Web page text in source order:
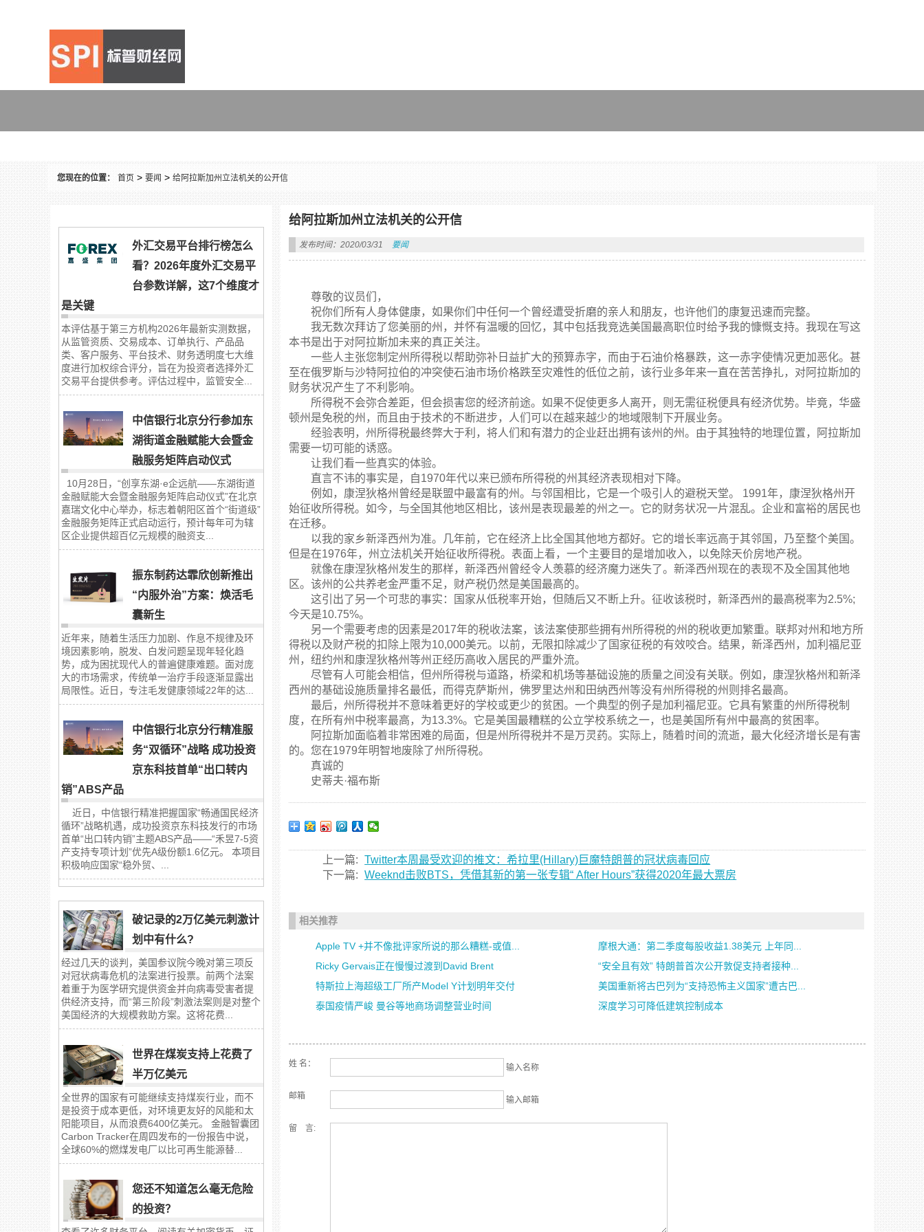
您现在的位置： 首页> 要闻 > 给阿拉斯加州立法机关的公开信
外汇交易平台排行榜怎么
看？2026年度外汇交易平
台参数详解，这7个维度才
是关键
本评估基于第三方机构2026年最新实测数据，
从监管资质、交易成本、订单执行、产品品
类、客户服务、平台技术、财务透明度七大维
度进行加权综合评分，旨在为投资者选择外汇
交易平台提供参考。评估过程中，监管安全...
中信银行北京分行参加东
湖街道金融赋能大会暨金
融服务矩阵启动仪式
10月28日，“创享东湖·e企远航——东湖街道
金融赋能大会暨金融服务矩阵启动仪式”在北京
嘉瑞文化中心举办，标志着朝阳区首个“街道级”
金融服务矩阵正式启动运行，预计每年可为辖
区企业提供超百亿元规模的融资支...
振东制药达霏欣创新推出
“内服外治”方案：焕活毛
囊新生
近年来，随着生活压力加剧、作息不规律及环
境因素影响，脱发、白发问题呈现年轻化趋
势，成为困扰现代人的普遍健康难题。面对庞
大的市场需求，传统单一治疗手段逐渐显露出
局限性。近日，专注毛发健康领域22年的达...
中信银行北京分行精准服
务“双循环”战略 成功投资
京东科技首单“出口转内
销”ABS产品
近日，中信银行精准把握国家“畅通国民经济
循环”战略机遇，成功投资京东科技发行的市场
首单“出口转内销”主题ABS产品——“禾昱7-5资
产支持专项计划”优先A级份额1.6亿元。 本项目
积极响应国家“稳外贸、...
破记录的2万亿美元刺激计
划中有什么?
经过几天的谈判，美国参议院今晚对第三项反
对冠状病毒危机的法案进行投票。前两个法案
着重于为医学研究提供资金并向病毒受害者提
供经济支持，而“第三阶段”刺激法案则是对整个
美国经济的大规模救助方案。这将花费...
世界在煤炭支持上花费了
半万亿美元
全世界的国家有可能继续支持煤炭行业，而不
是投资于成本更低，对环境更友好的风能和太
阳能项目，从而浪费6400亿美元。 金融智囊团
Carbon Tracker在周四发布的一份报告中说，
全球60%的燃煤发电厂以比可再生能源替...
您还不知道怎么毫无危险
的投资？
给阿拉斯加州立法机关的公开信
发布时间：2020/03/31 要闻
尊敬的议员们，
祝你们所有人身体健康，如果你们中任何一个曾经遭受折磨的亲人和朋友，也许他们的康复迅速而完整。
我无数次拜访了您美丽的州，并怀有温暖的回忆，其中包括我竞选美国最高职位时给予我的慷慨支持。我现在写这
本书是出于对阿拉斯加未来的真正关注。
一些人主张您制定州所得税以帮助弥补日益扩大的预算赤字，而由于石油价格暴跌，这一赤字使情况更加恶化。甚
至在俄罗斯与沙特阿拉伯的冲突使石油市场价格跌至灾难性的低位之前，该行业多年来一直在苦苦挣扎，对阿拉斯加的
财务状况产生了不利影响。
所得税不会弥合差距，但会损害您的经济前途。如果不促使更多人离开，则无需征税便具有经济优势。毕竟，华盛
顿州是免税的州，而且由于技术的不断进步，人们可以在越来越少的地域限制下开展业务。
经验表明，州所得税最终弊大于利，将人们和有潜力的企业赶出拥有该州的州。由于其独特的地理位置，阿拉斯加
需要一切可能的诱惑。
让我们看一些真实的体验。
直言不讳的事实是，自1970年代以来已颁布所得税的州其经济表现相对下降。
例如，康涅狄格州曾经是联盟中最富有的州。与邻国相比，它是一个吸引人的避税天堂。 1991年，康涅狄格州开
始征收所得税。如今，与全国其他地区相比，该州是表现最差的州之一。它的财务状况一片混乱。企业和富裕的居民也
在迁移。
以我的家乡新泽西州为准。几年前，它在经济上比全国其他地方都好。它的增长率远高于其邻国，乃至整个美国。
但是在1976年，州立法机关开始征收所得税。表面上看，一个主要目的是增加收入，以免除天价房地产税。
就像在康涅狄格州发生的那样，新泽西州曾经令人羡慕的经济魔力迷失了。新泽西州现在的表现不及全国其他地
区。该州的公共养老金严重不足，财产税仍然是美国最高的。
这引出了另一个可悲的事实：国家从低税率开始，但随后又不断上升。征收该税时，新泽西州的最高税率为2.5%;
今天是10.75%。
另一个需要考虑的因素是2017年的税收法案，该法案使那些拥有州所得税的州的税收更加繁重。联邦对州和地方所
得税以及财产税的扣除上限为10,000美元。以前，无限扣除减少了国家征税的有效咬合。结果，新泽西州，加利福尼亚
州，纽约州和康涅狄格州等州正经历高收入居民的严重外流。
尽管有人可能会相信，但州所得税与道路，桥梁和机场等基础设施的质量之间没有关联。例如，康涅狄格州和新泽
西州的基础设施质量排名最低，而得克萨斯州，佛罗里达州和田纳西州等没有州所得税的州则排名最高。
最后，州所得税并不意味着更好的学校或更少的贫困。一个典型的例子是加利福尼亚。它具有繁重的州所得税制
度，在所有州中税率最高，为13.3%。它是美国最糟糕的公立学校系统之一，也是美国所有州中最高的贫困率。
阿拉斯加面临着非常困难的局面，但是州所得税并不是万灵药。实际上，随着时间的流逝，最大化经济增长是有害
的。您在1979年明智地废除了州所得税。
真诚的
史蒂夫·福布斯
上一篇:
Twitter本周最受欢迎的推文：希拉里(Hillary)巨魔特朗普的冠状病毒回应
下一篇:
Weeknd击败BTS，凭借其新的第一张专辑“ After Hours”获得2020年最大票房
相关推荐
Apple TV +并不像批评家所说的那么糟糕-或值...
摩根大通：第二季度每股收益1.38美元 上年同...
Ricky Gervais正在慢慢过渡到David Brent
“安全且有效” 特朗普首次公开敦促支持者接种...
特斯拉上海超级工厂所产Model Y计划明年交付
美国重新将古巴列为“支持恐怖主义国家”遭古巴...
泰国疫情严峻 曼谷等地商场调整营业时间
深度学习可降低建筑控制成本
姓 名： 输入名称
邮箱 输入邮箱
留 言: